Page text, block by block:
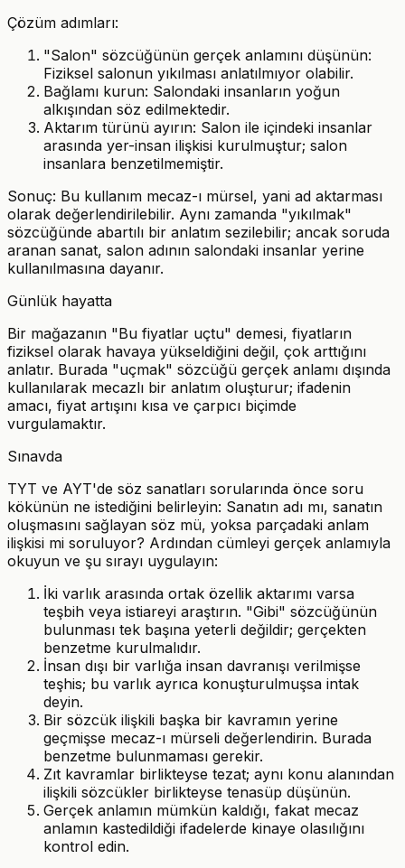
Çözüm adımları:
"Salon" sözcüğünün gerçek anlamını düşünün:
Fiziksel salonun yıkılması anlatılmıyor olabilir.
Bağlamı kurun: Salondaki insanların yoğun
alkışından söz edilmektedir.
Aktarım türünü ayırın: Salon ile içindeki insanlar
arasında yer-insan ilişkisi kurulmuştur; salon
insanlara benzetilmemiştir.
Sonuç: Bu kullanım mecaz-ı mürsel, yani ad aktarması
olarak değerlendirilebilir. Aynı zamanda "yıkılmak"
sözcüğünde abartılı bir anlatım sezilebilir; ancak soruda
aranan sanat, salon adının salondaki insanlar yerine
kullanılmasına dayanır.
Günlük hayatta
Bir mağazanın "Bu fiyatlar uçtu" demesi, fiyatların
fiziksel olarak havaya yükseldiğini değil, çok arttığını
anlatır. Burada "uçmak" sözcüğü gerçek anlamı dışında
kullanılarak mecazlı bir anlatım oluşturur; ifadenin
amacı, fiyat artışını kısa ve çarpıcı biçimde
vurgulamaktır.
Sınavda
TYT ve AYT'de söz sanatları sorularında önce soru
kökünün ne istediğini belirleyin: Sanatın adı mı, sanatın
oluşmasını sağlayan söz mü, yoksa parçadaki anlam
ilişkisi mi soruluyor? Ardından cümleyi gerçek anlamıyla
okuyun ve şu sırayı uygulayın:
İki varlık arasında ortak özellik aktarımı varsa
teşbih veya istiareyi araştırın. "Gibi" sözcüğünün
bulunması tek başına yeterli değildir; gerçekten
benzetme kurulmalıdır.
İnsan dışı bir varlığa insan davranışı verilmişse
teşhis; bu varlık ayrıca konuşturulmuşsa intak
deyin.
Bir sözcük ilişkili başka bir kavramın yerine
geçmişse mecaz-ı mürseli değerlendirin. Burada
benzetme bulunmaması gerekir.
Zıt kavramlar birlikteyse tezat; aynı konu alanından
ilişkili sözcükler birlikteyse tenasüp düşünün.
Gerçek anlamın mümkün kaldığı, fakat mecaz
anlamın kastedildiği ifadelerde kinaye olasılığını
kontrol edin.